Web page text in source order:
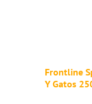
Frontline
Y Gatos